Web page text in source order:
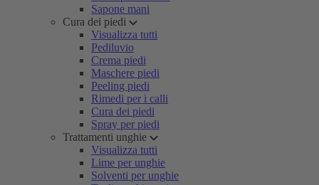
Sapone mani
Cura dei piedi
Visualizza tutti
Pediluvio
Crema piedi
Maschere piedi
Peeling piedi
Rimedi per i calli
Cura dei piedi
Spray per piedi
Trattamenti unghie
Visualizza tutti
Lime per unghie
Solventi per unghie